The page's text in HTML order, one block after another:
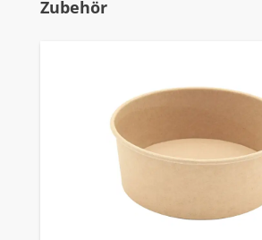
Produktgalerie überspringen
Zubehör